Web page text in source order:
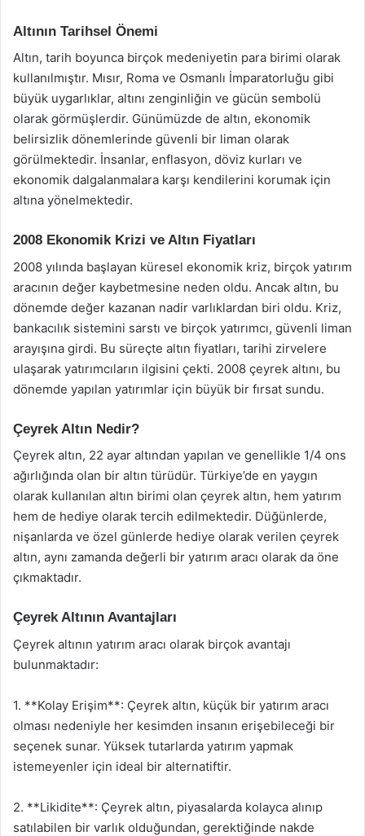
Altının Tarihsel Önemi
Altın, tarih boyunca birçok medeniyetin para birimi olarak
kullanılmıştır. Mısır, Roma ve Osmanlı İmparatorluğu gibi
büyük uygarlıklar, altını zenginliğin ve gücün sembolü
olarak görmüşlerdir. Günümüzde de altın, ekonomik
belirsizlik dönemlerinde güvenli bir liman olarak
görülmektedir. İnsanlar, enflasyon, döviz kurları ve
ekonomik dalgalanmalara karşı kendilerini korumak için
altına yönelmektedir.
2008 Ekonomik Krizi ve Altın Fiyatları
2008 yılında başlayan küresel ekonomik kriz, birçok yatırım
aracının değer kaybetmesine neden oldu. Ancak altın, bu
dönemde değer kazanan nadir varlıklardan biri oldu. Kriz,
bankacılık sistemini sarstı ve birçok yatırımcı, güvenli liman
arayışına girdi. Bu süreçte altın fiyatları, tarihi zirvelere
ulaşarak yatırımcıların ilgisini çekti. 2008 çeyrek altını, bu
dönemde yapılan yatırımlar için büyük bir fırsat sundu.
Çeyrek Altın Nedir?
Çeyrek altın, 22 ayar altından yapılan ve genellikle 1/4 ons
ağırlığında olan bir altın türüdür. Türkiye’de en yaygın
olarak kullanılan altın birimi olan çeyrek altın, hem yatırım
hem de hediye olarak tercih edilmektedir. Düğünlerde,
nişanlarda ve özel günlerde hediye olarak verilen çeyrek
altın, aynı zamanda değerli bir yatırım aracı olarak da öne
çıkmaktadır.
Çeyrek Altının Avantajları
Çeyrek altının yatırım aracı olarak birçok avantajı
bulunmaktadır:
1. **Kolay Erişim**: Çeyrek altın, küçük bir yatırım aracı
olması nedeniyle her kesimden insanın erişebileceği bir
seçenek sunar. Yüksek tutarlarda yatırım yapmak
istemeyenler için ideal bir alternatiftir.
2. **Likidite**: Çeyrek altın, piyasalarda kolayca alınıp
satılabilen bir varlık olduğundan, gerektiğinde nakde